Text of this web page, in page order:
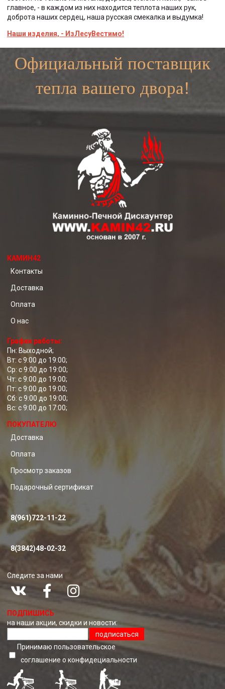
главное, - в каждом из них находится теплота наших рук,
доброта наших сердец, наша русская смекалка и выдумка!
Наши изделия, - ИзЛесуВестимо!
Официальный поставщик
тепла вашего двора!
КАМИН42
Контакты
Доставка
Оплата
О нас
График работы:
Пн: Выходной;
Вт: с 9:00 до 19:00;
Ср: с 9:00 до 19:00;
Чт: с 9:00 до 19:00;
Пт: с 9:00 до 19:00;
Сб: с 9:00 до 19:00;
Вс: с 9:00 до 17:00;
ПОКУПАТЕЛЮ
Доставка
Оплата
Просмотр заказов
Подарочный сертификат
8(961)722-11-22
8(3842)48-02-32
Следите за нами
ПОДПИШИСЬ
на наши акции, скидки и новости:
подписаться
Принимаю пользовательское
соглашение о конфидециальноcти